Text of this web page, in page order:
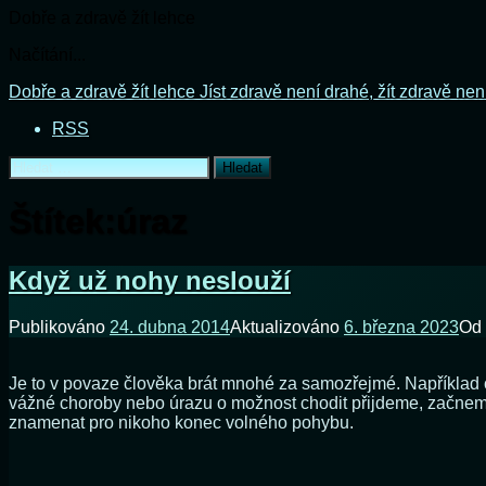
Přejít
obsahu
Dobře a zdravě žít lehce Jíst zdravě není drahé, žít zdravě
RSS
Vyhledávání
Když už nohy neslouží
Publikováno 24. dubna 2014Aktualizováno 6. března 2023Od
Je to v povaze člověka brát mnohé za samozřejmé.
vážné choroby nebo úrazu o možnost chodit přijdeme,
znamenat pro nikoho konec volného pohybu.